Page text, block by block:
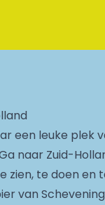
een leuke plek
naar Zuid-
zien, te doen en
van